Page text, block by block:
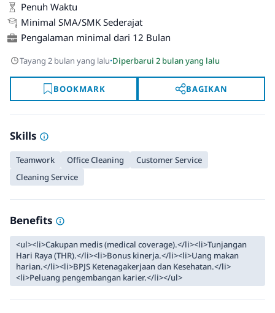
Penuh Waktu
Minimal SMA/SMK Sederajat
Pengalaman minimal dari 12 Bulan
Tayang 2 bulan yang lalu·Diperbarui 2 bulan yang lalu
BOOKMARK BAGIKAN
Skills
Teamwork Office Cleaning
Customer Service
Cleaning Service
Benefits
<ul><li>Cakupan medis (medical coverage).</li><li>Tunjangan
Hari Raya (THR).</li><li>Bonus kinerja.</li><li>Uang makan
harian.</li><li>BPJS Ketenagakerjaan dan Kesehatan.</li>
<li>Peluang pengembangan karier.</li></ul>